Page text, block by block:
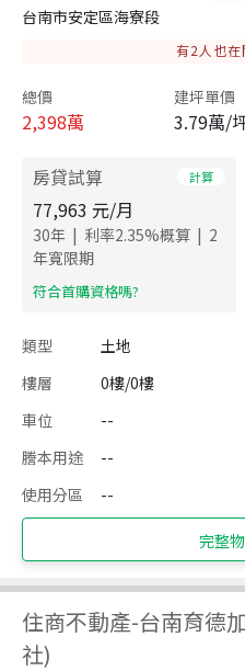
台南市安定區海寮段
有2 人也
總價
2,398萬
建坪單價
3.79萬/
房貸試算 計算
77,963 元/月
30年 | 利率2.35%概算 | 2
年寬限期
​符合首購資格嗎?
類型 土地
樓層
0樓/0樓
車位
--
謄本用途
--
使用分區
--
完整
住商不動產-台南育德
社)